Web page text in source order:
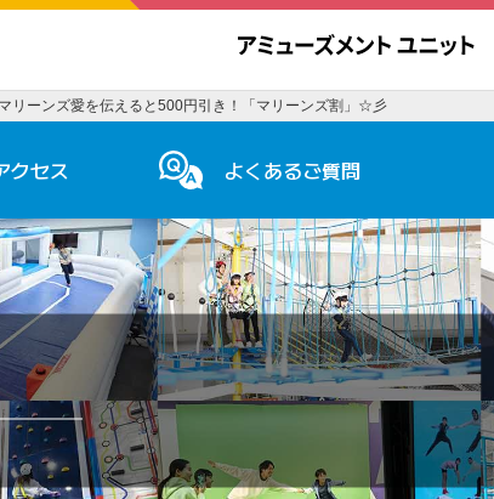
リーンズ愛を伝えると500円引き！「マリーンズ割」☆彡
クセス よくあるご質問